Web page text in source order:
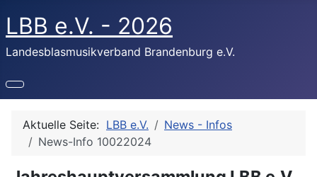
LBB e.V. - 2026
Landesblasmusikverband Brandenburg e.V.
Aktuelle Seite: LBB e.V.
News - Infos
News-Info 10022024